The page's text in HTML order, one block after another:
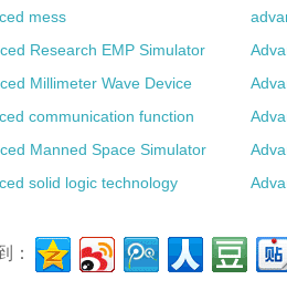
mess
Research EMP Simulator
Millimeter Wave Device
communication function
Manned Space Simulator
solid logic technology
：